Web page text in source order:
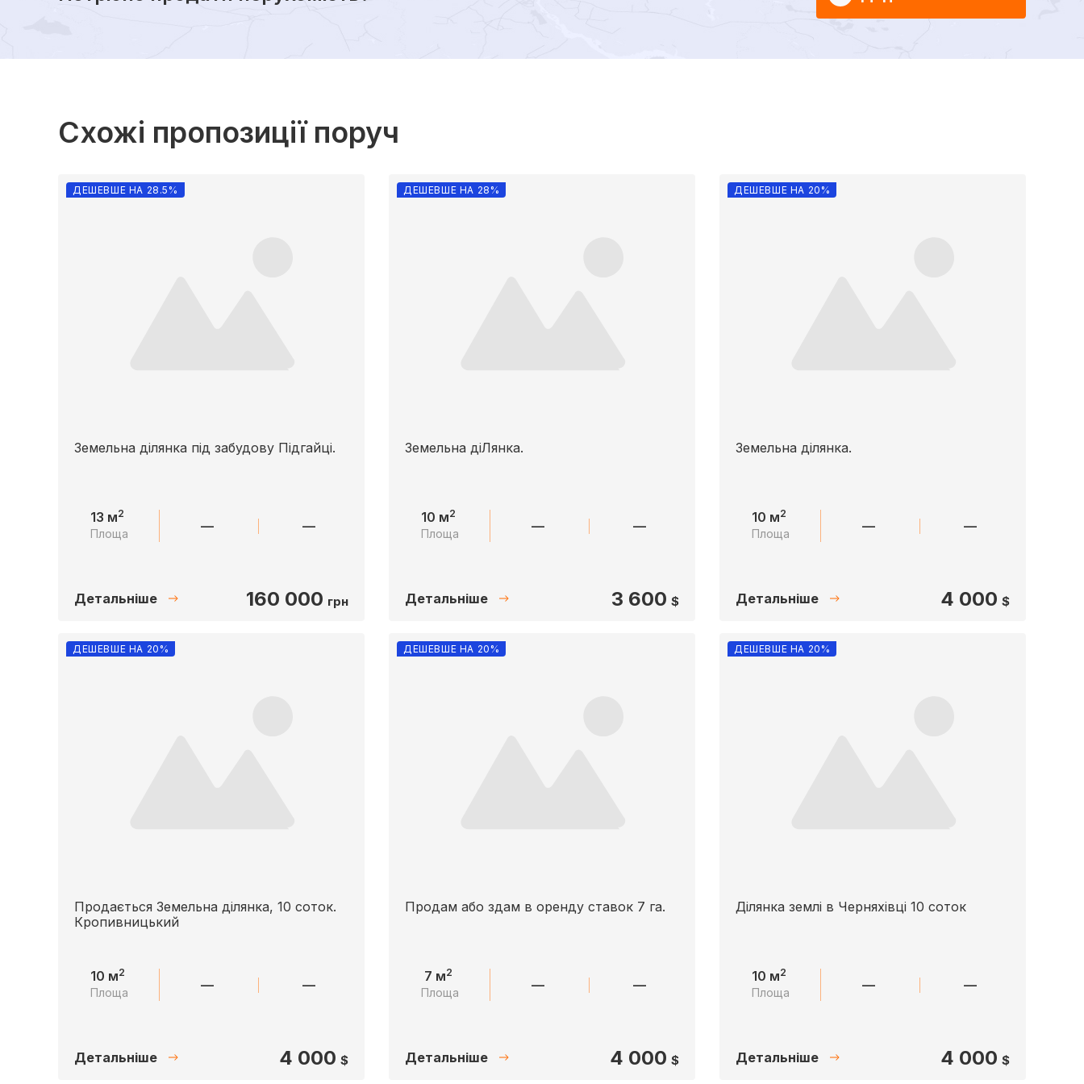
Схожі пропозиції поруч
ДЕШЕВШЕ НА 28.5%
Земельна ділянка під забудову Підгайці.
13 м2
Площа — —
Детальніше 160 000 грн
ДЕШЕВШЕ НА 28%
Земельна дiЛянка.
10 м2
Площа — —
Детальніше 3 600 $
ДЕШЕВШЕ НА 20%
Земельна ділянка.
10 м2
Площа — —
Детальніше 4 000 $
ДЕШЕВШЕ НА 20%
Продається Земельна ділянка, 10 соток.
Кропивницький
10 м2
Площа — —
Детальніше 4 000 $
ДЕШЕВШЕ НА 20%
Продам або здам в оренду ставок 7 га.
7 м2
Площа — —
Детальніше 4 000 $
ДЕШЕВШЕ НА 20%
Ділянка землі в Черняхівці 10 соток
10 м2
Площа — —
Детальніше 4 000 $